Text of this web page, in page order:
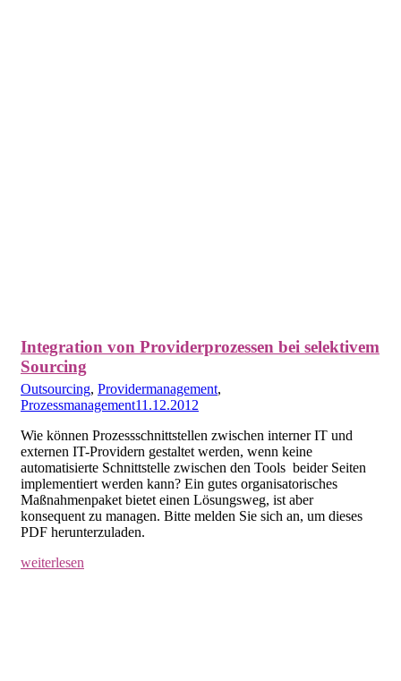
Integration von Providerprozessen bei selektivem
Sourcing
Outsourcing, Providermanagement,
Prozessmanagement11.12.2012
Wie können Prozessschnittstellen zwischen interner IT und
externen IT-Providern gestaltet werden, wenn keine
automatisierte Schnittstelle zwischen den Tools beider Seiten
implementiert werden kann? Ein gutes organisatorisches
Maßnahmenpaket bietet einen Lösungsweg, ist aber
konsequent zu managen. Bitte melden Sie sich an, um dieses
PDF herunterzuladen.
weiterlesen